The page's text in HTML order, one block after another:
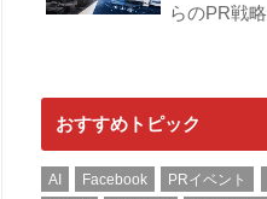
らのPR戦略
おすすめトピック
AI Facebook PRイベント